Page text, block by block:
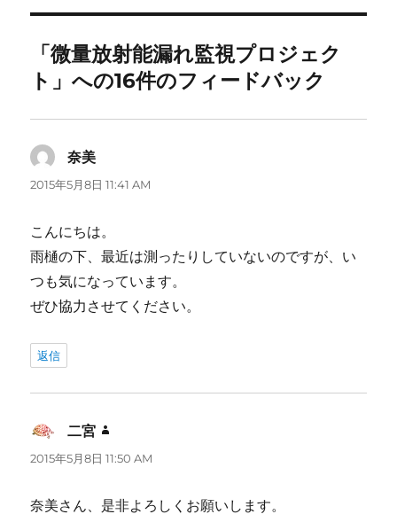
「微量放射能漏れ監視プロジェク
ト」への16件のフィードバック
奈美
り:
2015年5月8日 11:41 AM
こんにちは。
雨樋の下、最近は測ったりしていないのですが、い
つも気になっています。
ぜひ協力させてください。
返信
二宮
り:
2015年5月8日 11:50 AM
奈美さん、是非よろしくお願いします。